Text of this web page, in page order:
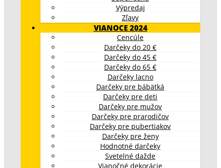
Výpredaj
Zľavy
VIANOCE 2024
Cencúle
Darčeky do 20 €
Darčeky do 45 €
Darčeky do 65 €
Darčeky lacno
Darčeky pre bábätká
Darčeky pre deti
Darčeky pre mužov
Darčeky pre prarodičov
Darčeky pre pubertiakov
Darčeky pre ženy
Hodnotné darčeky
Svetelné dažde
Vianočné dekorácie